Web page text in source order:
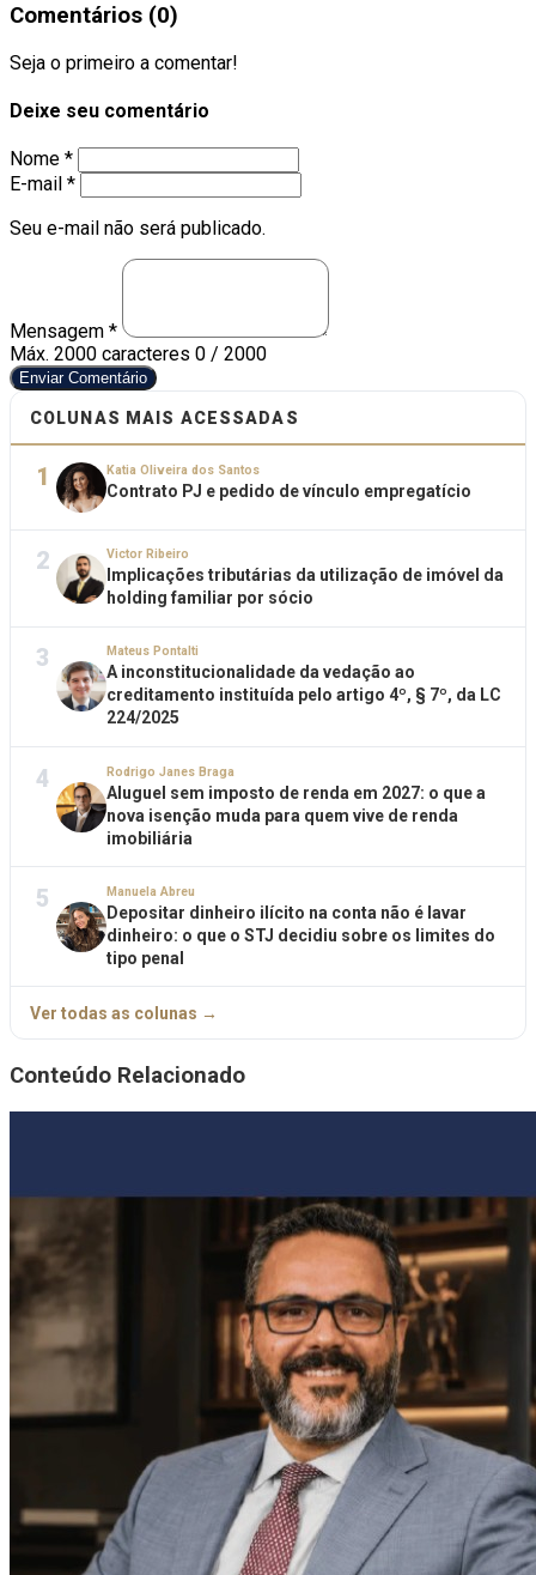
Comentários (0)
Seja o primeiro a comentar!
Deixe seu comentário
Nome *
E-mail *
Seu e-mail não será publicado.
Mensagem *
Máx. 2000 caracteres 0 / 2000
Enviar Comentário
COLUNAS MAIS ACESSADAS
1 Katia Oliveira dos Santos
Contrato PJ e pedido de vínculo empregatício
2 Victor Ribeiro
Implicações tributárias da utilização de imóvel da
holding familiar por sócio
3 Mateus Pontalti
A inconstitucionalidade da vedação ao
creditamento instituída pelo artigo 4º, § 7º, da LC
224/2025
4 Rodrigo Janes Braga
Aluguel sem imposto de renda em 2027: o que a
nova isenção muda para quem vive de renda
imobiliária
5 Manuela Abreu
Depositar dinheiro ilícito na conta não é lavar
dinheiro: o que o STJ decidiu sobre os limites do
tipo penal
Ver todas as colunas →
Conteúdo Relacionado